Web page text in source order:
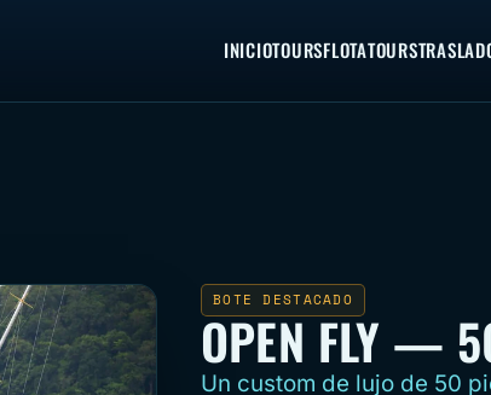
INICIOTOURSFLOTATOURS
BOTE DESTACADO
OPEN FLY —
Un custom de lujo de 50